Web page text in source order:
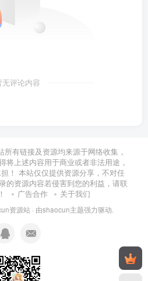
无评论内容
所有链接及资源均来源于网络收集，
将上述内容用于商业或者非法用途，
！ 本站仅仅提供资源分享，不对任
的资源内容若侵害到您的利益，请联
广告合作 关于我们
资源站 · 由shaocun主题强力驱动.